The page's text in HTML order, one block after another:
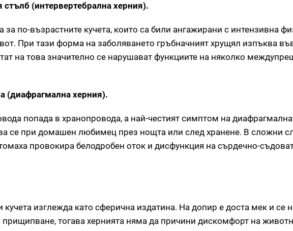
стълб (интервертебрална херния).
за по-възрастните кучета, които са били ангажирани с интензивна
При тази форма на заболяването гръбначният хрущял изпъква
на това значително се нарушават функциите на няколко
(диафрагмална херния).
попада в хранопровода, а най-честият симптом на
се при домашен любимец през нощта или след хранене. В сложни
провокира белодробен оток и дисфункция на сърдечно-
изглежда като сферична издатина. На допир е доста мек и се
тогава хернията няма да причини дискомфорт на